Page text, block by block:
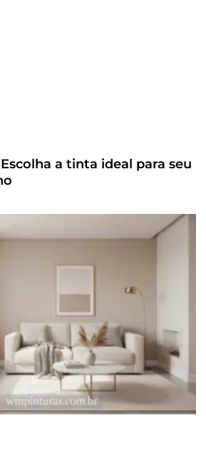
a tinta ideal para seu